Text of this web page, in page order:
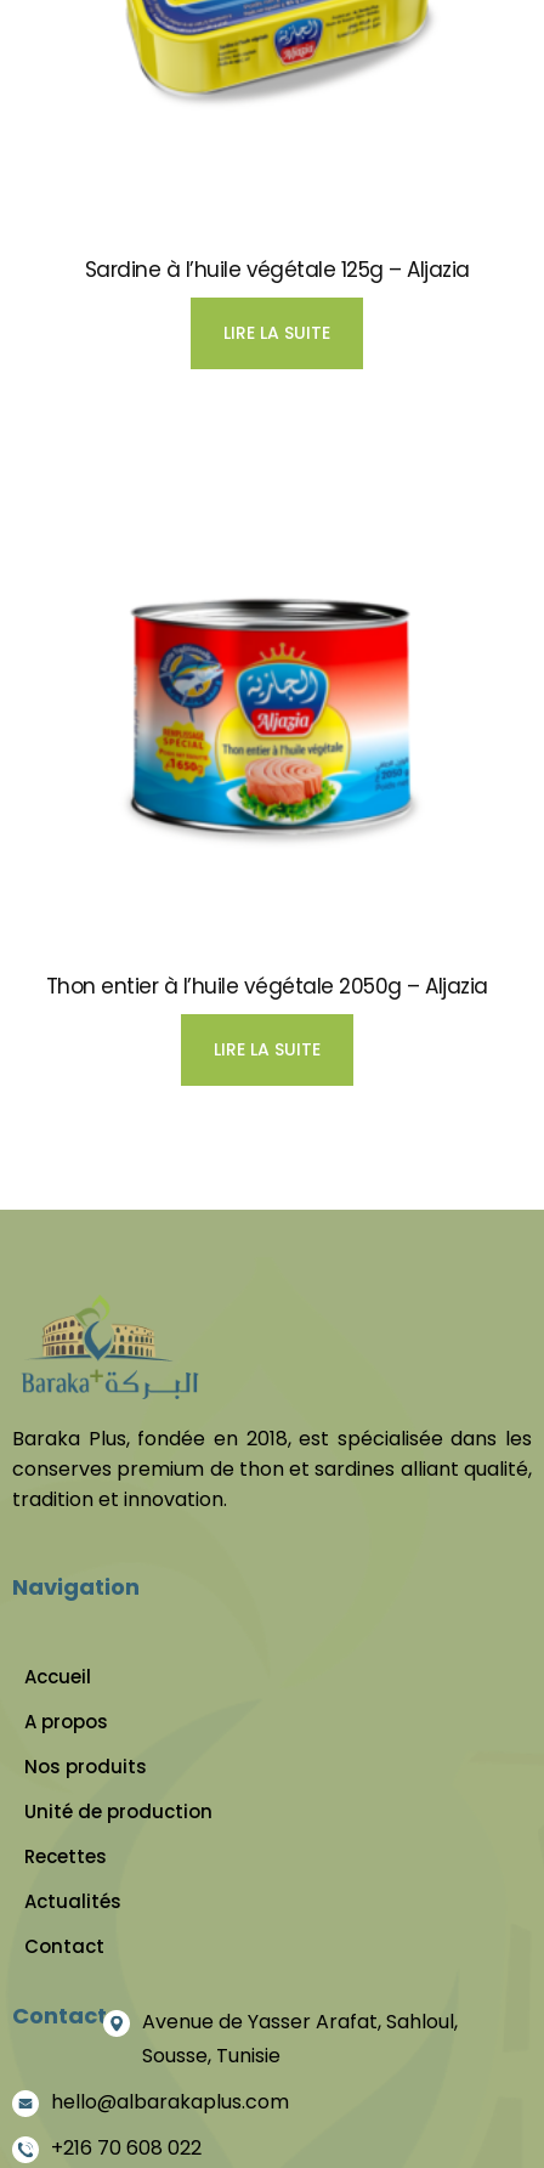
Sardine à l’huile végétale 125g – Aljazia
LIRE LA SUITE
Thon entier à l’huile végétale 2050g – Aljazia
LIRE LA SUITE
Baraka Plus, fondée en 2018, est spécialisée dans les
conserves premium de thon et sardines alliant qualité,
tradition et innovation.
Navigation
Accueil
A propos
Nos produits
Unité de production
Recettes
Actualités
Contact
Contact
Avenue de Yasser Arafat, Sahloul,
Sousse, Tunisie
hello@albarakaplus.com
+216 70 608 022